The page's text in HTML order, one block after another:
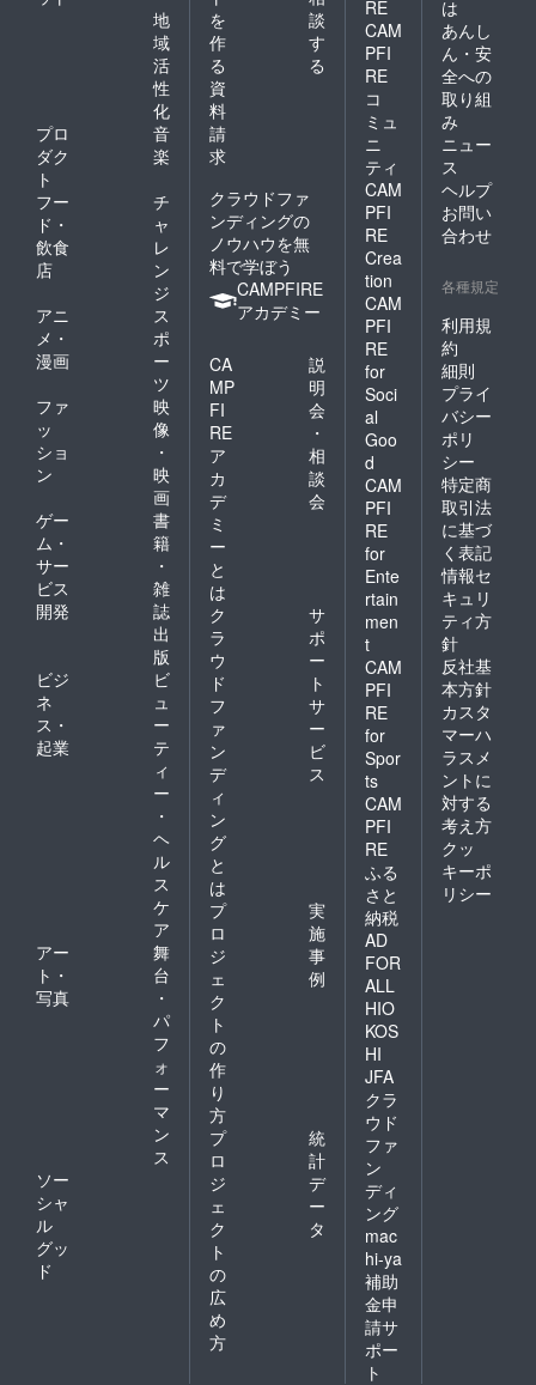
地
域
活
性
化
プロ
ダク
ト
音
楽
フー
ド・
飲食
店
チ
ャ
レ
ン
ジ
アニ
メ・
漫画
ス
ポ
ー
ツ
ファ
ッ
ショ
ン
映
像
・
映
画
ゲー
ム・
サー
ビス
開発
書
籍
・
雑
誌
出
版
ビジ
ネ
ス・
起業
ビ
ュ
ー
テ
ィ
ー
・
ヘ
ル
ス
ケ
ア
アー
ト・
写真
舞
台
・
パ
フ
ォ
ー
マ
ン
ス
ソー
シャ
ル
グッ
ド
を
作
る
談
す
る
資
料
請
求
クラウドファ
ンディングの
ノウハウを無
料で学ぼう
CAMPFIRE
アカデミー
CA
MP
FI
RE
ア
カ
デ
ミ
ー
と
は
説
明
会
・
相
談
会
ク
ラ
ウ
ド
フ
ァ
ン
デ
ィ
ン
グ
と
は
サ
ポ
ー
ト
サ
ー
ビ
ス
プ
ロ
ジ
ェ
ク
ト
の
作
り
方
実
施
事
例
プ
ロ
ジ
ェ
ク
ト
の
広
め
方
統
計
デ
ー
タ
RE
CAM
PFI
RE
コ
ミュ
ニ
ティ
CAM
PFI
RE
Crea
tion
CAM
PFI
RE
for
Soci
al
Goo
d
CAM
PFI
RE
for
Ente
rtain
men
t
CAM
PFI
RE
for
Spor
ts
CAM
PFI
RE
ふる
さと
納税
AD
FOR
ALL
HIO
KOS
HI
JFA
クラ
ウド
ファ
ン
ディ
ング
mac
hi-ya
補助
金申
請サ
ポー
ト
は
あんし
ん・安
全への
取り組
み
ニュー
ス
ヘルプ
お問い
合わせ
各種規定
利用規
約
細則
プライ
バシー
ポリ
シー
特定商
取引法
に基づ
く表記
情報セ
キュリ
ティ方
針
反社基
本方針
カスタ
マーハ
ラスメ
ントに
対する
考え方
クッ
キーポ
リシー